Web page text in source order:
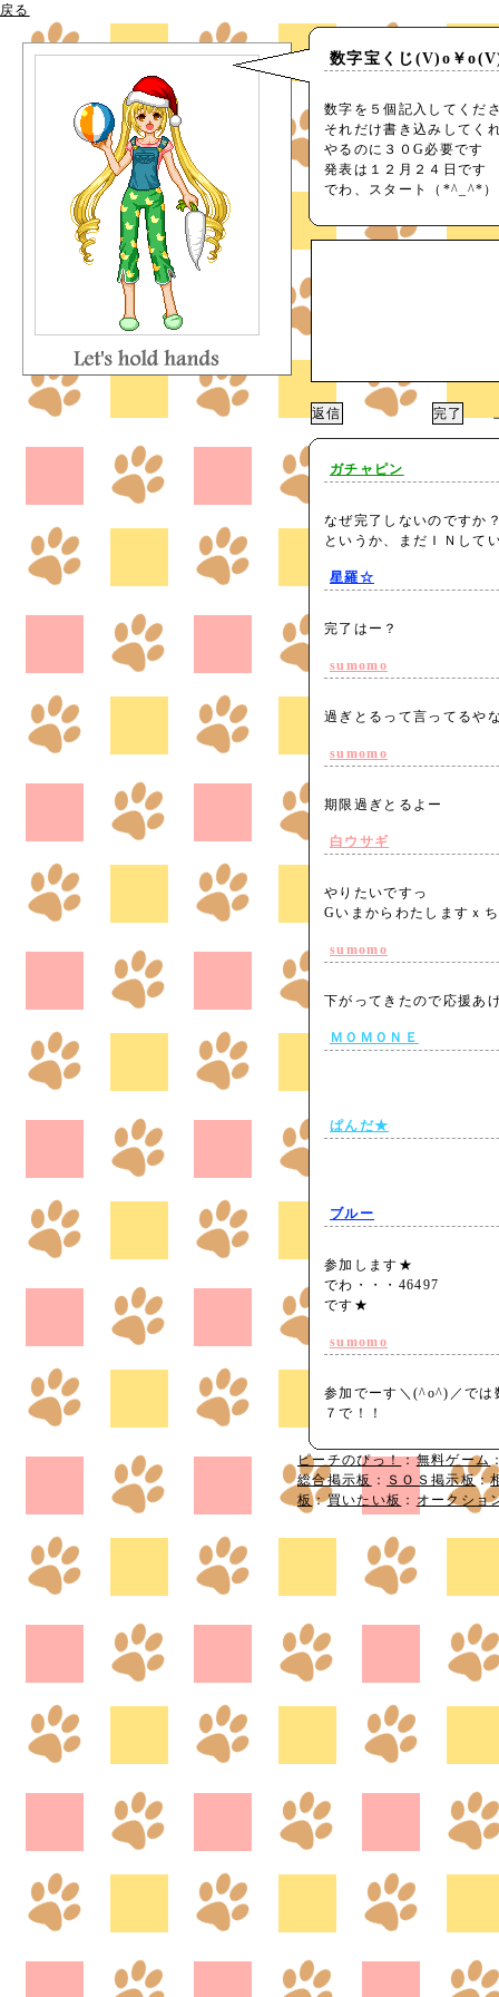
戻る
数字宝くじ(V)o￥
数字を５個記入してくだ
それだけ書き込みしてく
やるのに３０G必要です
発表は１２月２４日です
でわ、スタート（*^_^*）
ガチャピン
なぜ完了しないのですか
というか、まだＩＮし
星羅☆
完了はー？
sumomo
過ぎとるって言ってる
sumomo
期限過ぎとるよー
白ウサギ
やりたいですっ
Gいまからわたします
sumomo
下がってきたので応援
ＭＯＭＯＮＥ
ぱんだ★
ブルー
参加します★
でわ・・・46497
です★
sumomo
参加でーす＼(^o^)／では
７で！！
ピーチのぴっ！：無料ゲーム
総合掲示板 ： ＳＯＳ掲示板：
板：買いたい板 ： オークショ